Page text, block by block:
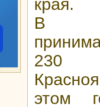
края.
В
230
этом